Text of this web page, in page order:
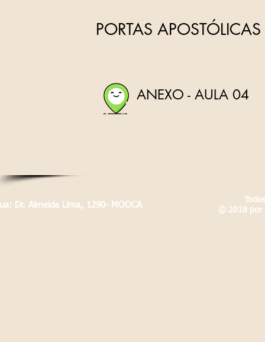
PORTAS
ANEXO - AULA 04
Dr. Almeida Lima, 1290- MOOCA
© 2018 por